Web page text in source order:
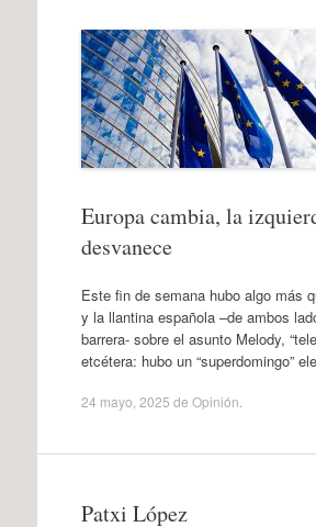
Europa cambia, la
desvanece
Este fin de semana hubo algo más
y la llantina española –de ambos
barrera- sobre el asunto Melody,
etcétera: hubo un “superdomingo”
24 mayo, 2025 de Opinión
Patxi López